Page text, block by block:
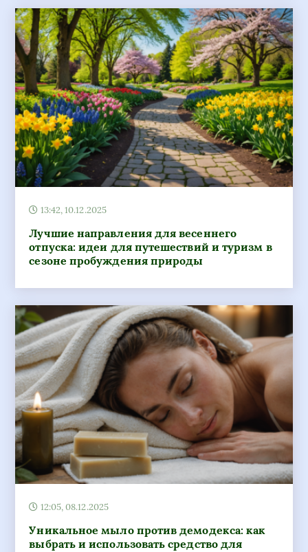
13:42, 10.12.2025
Лучшие направления для весеннего
отпуска: идеи для путешествий и туризм в
сезоне пробуждения природы
12:05, 08.12.2025
Уникальное мыло против демодекса: как
выбрать и использовать средство для